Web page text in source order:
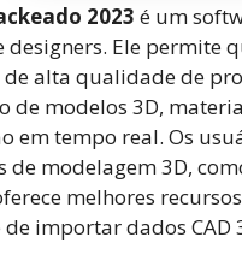
2023 é um
designers. Ele permite
alta qualidade de
de modelos 3D,
em tempo real. Os
modelagem 3D,
melhores
importar dados CAD